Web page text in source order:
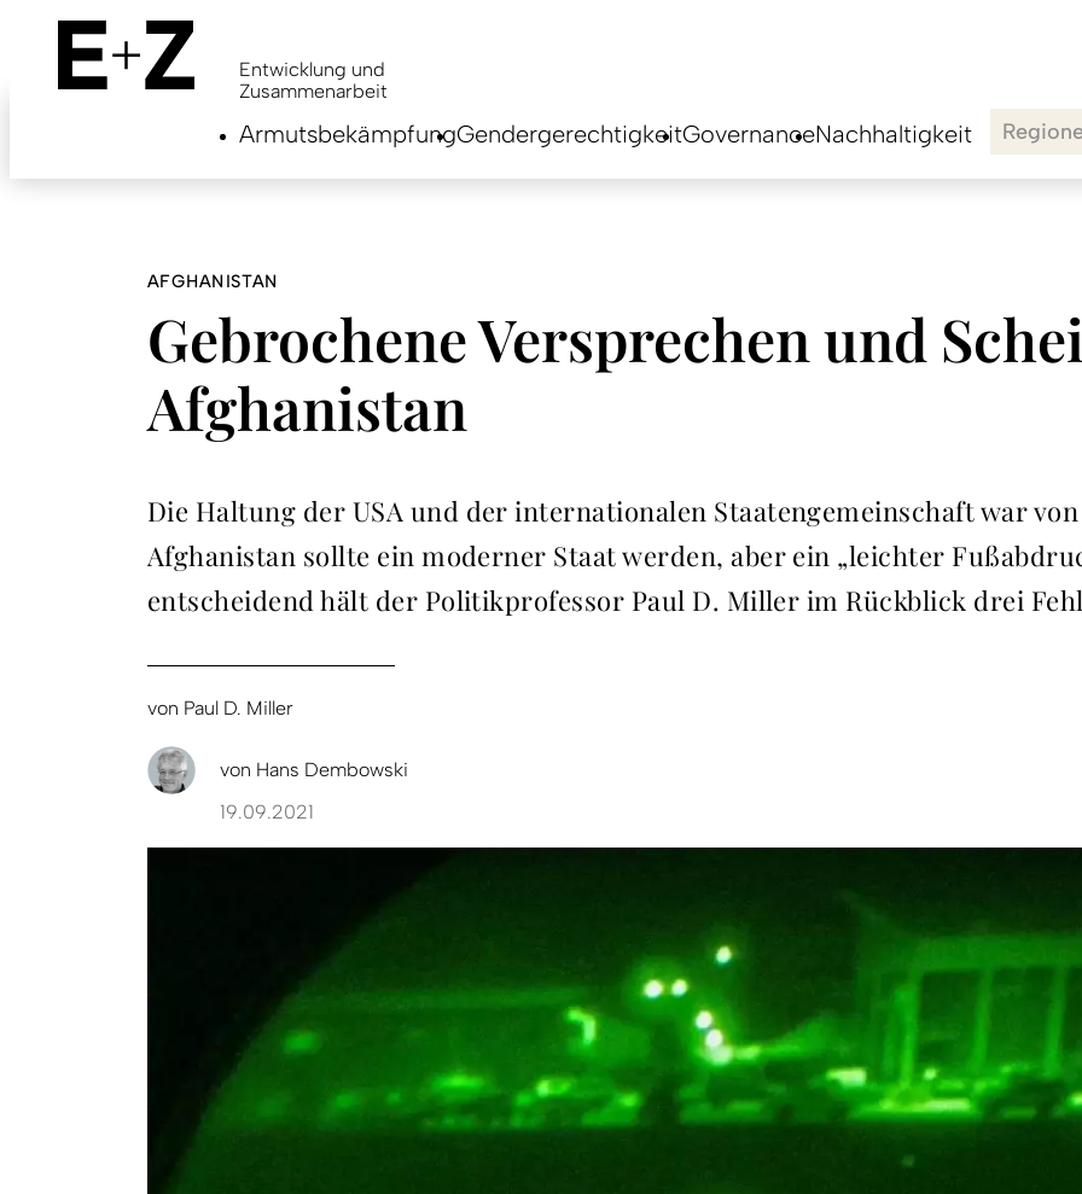
content
Entwicklung und
Zusammenarbeit
ArmutsbekämpfungGendergerechtigkeitGovernanceNachhaltigkeit
AFGHANISTAN
Gebrochene Versprechen und
Afghanistan
Die Haltung der USA und der internationalen Staatengemeinschaft war
Afghanistan sollte ein moderner Staat werden, aber ein „leichter
entscheidend hält der Politikprofessor Paul D. Miller im Rückblick drei
von Paul D. Miller
von Hans Dembowski
19.09.2021